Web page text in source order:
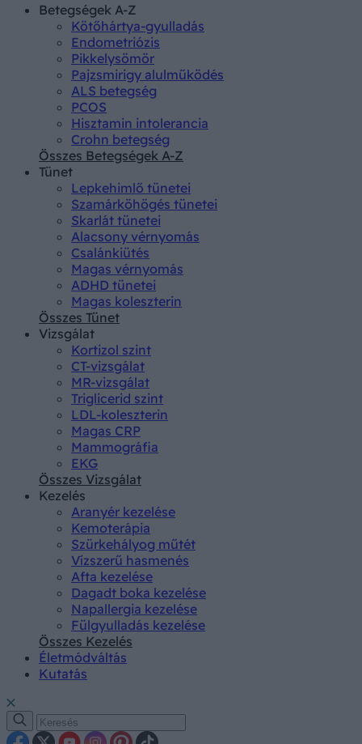
Betegségek A-Z
Kötőhártya-gyulladás
Endometriózis
Pikkelysömör
Pajzsmirigy alulműködés
ALS betegség
PCOS
Hisztamin intolerancia
Crohn betegség
Összes Betegségek A-Z
Tünet
Lepkehimlő tünetei
Szamárköhögés tünetei
Skarlát tünetei
Alacsony vérnyomás
Csalánkiütés
Magas vérnyomás
ADHD tünetei
Magas koleszterin
Összes Tünet
Vizsgálat
Kortizol szint
CT-vizsgálat
MR-vizsgálat
Triglicerid szint
LDL-koleszterin
Magas CRP
Mammográfia
EKG
Összes Vizsgálat
Kezelés
Aranyér kezelése
Kemoterápia
Szürkehályog műtét
Vízszerű hasmenés
Afta kezelése
Dagadt boka kezelése
Napallergia kezelése
Fülgyulladás kezelése
Összes Kezelés
Életmódváltás
Kutatás